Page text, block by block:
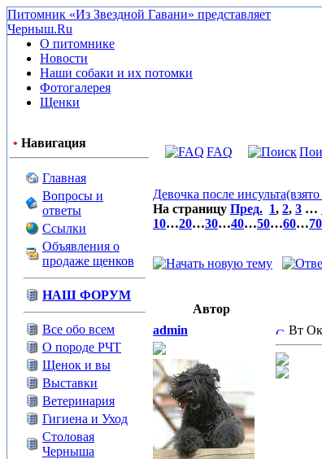
Питомник «Из Звездной Гавани» представляет
Черныш.Ru
О питомнике
Новости
Наши собаки и их потомки
Фотогалерея
Щенки
• Навигация
Главная
Вопросы и
ответы
Ссылки
Объявления о
продаже щенков
НАШ ФОРУМ
Все обо всем
О породе РЧТ
Щенок и вы
Выставки
Ветеринария
Гигиена и Уход
Столовая
Черныша
FAQ
Девочка после
На страницу Пред. 1, 2, 3 …
10…20…30…40…50…60…70
Автор
admin
Вт